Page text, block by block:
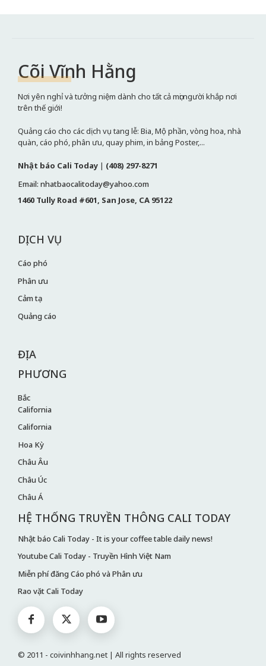
Cõi Vĩnh Hằng
Nơi yên nghỉ và tưởng niệm dành cho tất cả mọi người khắp nơi
trên thế giới!
Quảng cáo cho các dịch vụ tang lễ: Bia, Mộ phần, vòng hoa, nhà
quàn, cáo phó, phân ưu, quay phim, in bảng Poster,...
Nhật báo Cali Today | (408) 297-8271
Email: nhatbaocalitoday@yahoo.com
1460 Tully Road #601, San Jose, CA 95122
DỊCH VỤ
Cáo phó
Phân ưu
Cảm tạ
Quảng cáo
ĐỊA
PHƯƠNG
Bắc
California
California
Hoa Kỳ
Châu Âu
Châu Úc
Châu Á
HỆ THỐNG TRUYỀN THÔNG CALI TODAY
Nhật báo Cali Today - It is your coffee table daily news!
Youtube Cali Today - Truyền Hình Việt Nam
Miễn phí đăng Cáo phó và Phân ưu
Rao vặt Cali Today
© 2011 - coivinhhang.net | All rights reserved